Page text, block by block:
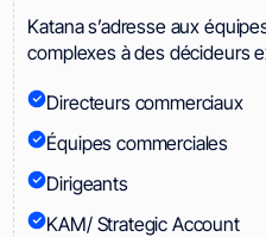
Katana s’adresse aux
complexes à des décideurs
Directeurs commerciaux
Équipes commerciales
Dirigeants
KAM/ Strategic Account